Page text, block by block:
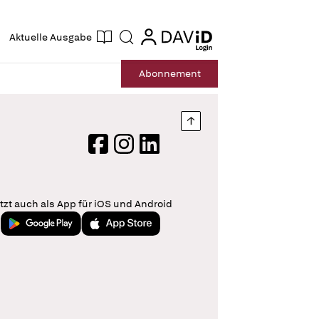
Aktuelle Ausgabe Suche login
login
Abonnement
Nach oben springen
FacebookInstagram
LinkedIn
auch als App für iOS und Android
Jetzt bei Google PlayLaden im App Store